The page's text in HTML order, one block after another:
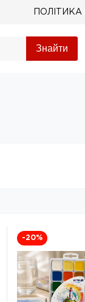
ПОЛІТИКА
Знайти
-20%